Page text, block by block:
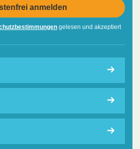
gelesen und akzeptiert